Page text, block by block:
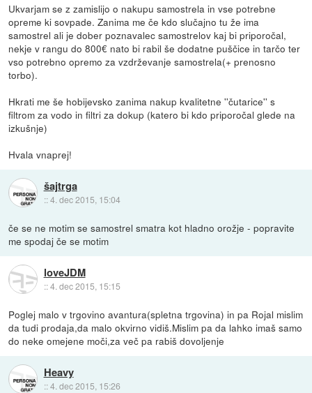
Ukvarjam se z zamislijo o nakupu samostrela in vse potrebne
opreme ki sovpade. Zanima me če kdo slučajno tu že ima
samostrel ali je dober poznavalec samostrelov kaj bi priporočal,
nekje v rangu do 800€ nato bi rabil še dodatne puščice in tarčo ter
vso potrebno opremo za vzdrževanje samostrela(+ prenosno
torbo).
Hkrati me še hobijevsko zanima nakup kvalitetne ''čutarice'' s
filtrom za vodo in filtri za dokup (katero bi kdo priporočal glede na
izkušnje)
Hvala vnaprej!
šajtrga
::4. dec 2015, 15:04
če se ne motim se samostrel smatra kot hladno orožje - popravite
me spodaj če se motim
loveJDM
::4. dec 2015, 15:15
Poglej malo v trgovino avantura(spletna trgovina) in pa Rojal mislim
da tudi prodaja,da malo okvirno vidiš.Mislim pa da lahko imaš samo
do neke omejene moči,za več pa rabiš dovoljenje
Heavy
::4. dec 2015, 15:26